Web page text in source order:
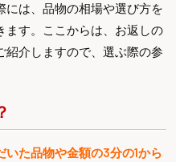
には、品物の相場や選び方を
ます。ここからは、お返しの
紹介しますので、選ぶ際の参
いた品物や金額の3分の1から